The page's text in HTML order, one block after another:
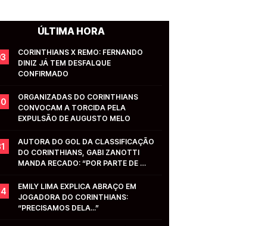
ÚLTIMA HORA
CORINTHIANS X REMO: FERNANDO
DINIZ JÁ TEM DESFALQUE
CONFIRMADO
ORGANIZADAS DO CORINTHIANS
CONVOCAM A TORCIDA PELA
EXPULSÃO DE AUGUSTO MELO
AUTORA DO GOL DA CLASSIFICAÇÃO
DO CORINTHIANS, GABI ZANOTTI
MANDA RECADO: “POR PARTE DE
EMILY LIMA EXPLICA ABRAÇO EM
JOGADORA DO CORINTHIANS:
“PRECISAMOS DELA...”